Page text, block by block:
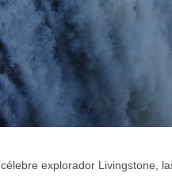
explorador Livingstone,